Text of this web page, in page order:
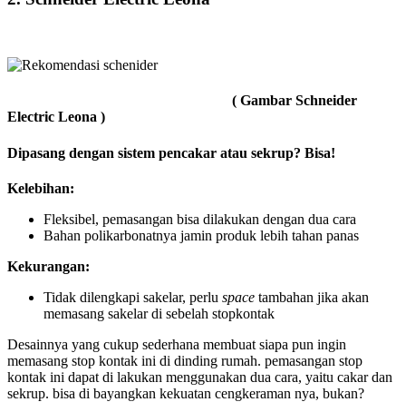
( Gambar Schneider
Electric Leona )
Dipasang dengan sistem pencakar atau sekrup? Bisa!
Kelebihan:
Fleksibel, pemasangan bisa dilakukan dengan dua cara
Bahan polikarbonatnya jamin produk lebih tahan panas
Kekurangan:
Tidak dilengkapi sakelar, perlu space tambahan jika akan
memasang sakelar di sebelah stopkontak
Desainnya yang cukup sederhana membuat siapa pun ingin
memasang stop kontak ini di dinding rumah. pemasangan stop
kontak ini dapat di lakukan menggunakan dua cara, yaitu cakar dan
sekrup. bisa di bayangkan kekuatan cengkeraman nya, bukan?